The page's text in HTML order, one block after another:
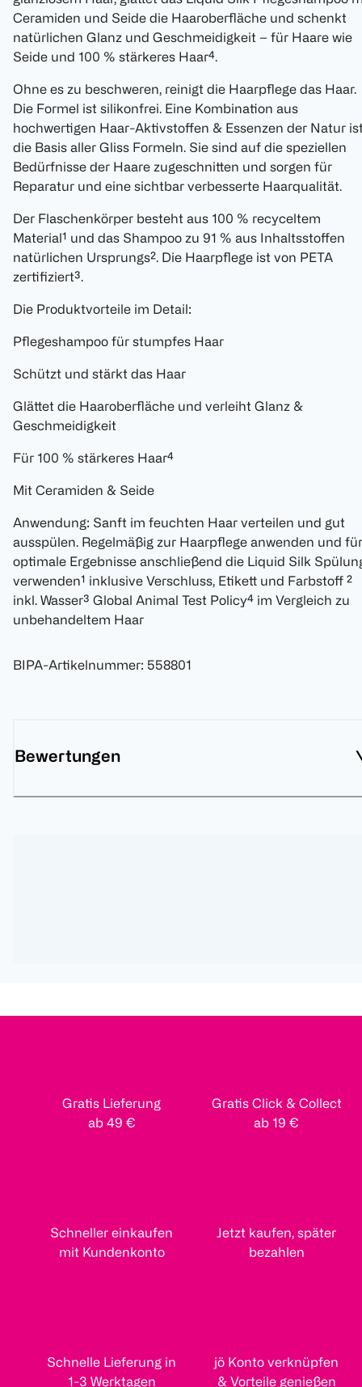
Ceramiden und Seide die Haaroberfläche und schenkt
natürlichen Glanz und Geschmeidigkeit – für Haare wie
Seide und 100 % stärkeres Haar⁴.
Ohne es zu beschweren, reinigt die Haarpflege das Haar.
Die Formel ist silikonfrei. Eine Kombination aus
hochwertigen Haar-Aktivstoffen & Essenzen der Natur
die Basis aller Gliss Formeln. Sie sind auf die speziellen
Bedürfnisse der Haare zugeschnitten und sorgen für
Reparatur und eine sichtbar verbesserte Haarqualität.
Der Flaschenkörper besteht aus 100 % recyceltem
Material¹ und das Shampoo zu 91 % aus Inhaltsstoffen
natürlichen Ursprungs². Die Haarpflege ist von PETA
zertifiziert³.
Die Produktvorteile im Detail:
Pflegeshampoo für stumpfes Haar
Schützt und stärkt das Haar
Glättet die Haaroberfläche und verleiht Glanz &
Geschmeidigkeit
Für 100 % stärkeres Haar⁴
Mit Ceramiden & Seide
Anwendung: Sanft im feuchten Haar verteilen und gut
ausspülen. Regelmäßig zur Haarpflege anwenden und für
optimale Ergebnisse anschließend die Liquid Silk
verwenden¹ inklusive Verschluss, Etikett und Farbstoff ²
inkl. Wasser³ Global Animal Test Policy⁴ im Vergleich zu
unbehandeltem Haar
BIPA-Artikelnummer: 558801
Bewertungen
Gratis Lieferung
ab 49 €
Gratis Click & Collect
ab 19 €
Schneller einkaufen
mit Kundenkonto
Jetzt kaufen, später
bezahlen
Schnelle Lieferung in
1-3 Werktagen
jö Konto verknüpfen
& Vorteile genießen